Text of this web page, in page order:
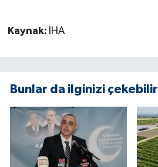
Kaynak: İHA
Bunlar da ilginizi çekebilir